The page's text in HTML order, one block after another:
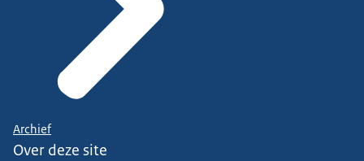
Archief
Over deze site